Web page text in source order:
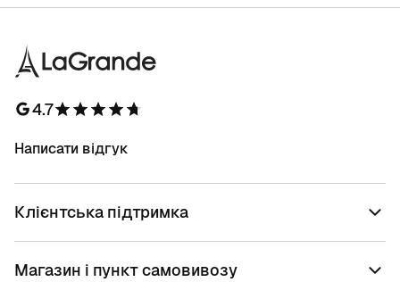
4.7
Написати відгук
Клієнтська підтримка
Магазин і пункт самовивозу